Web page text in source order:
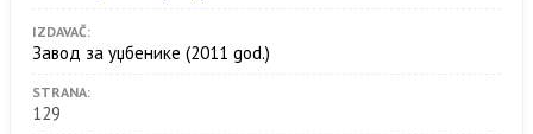
IZDAVAČ:
Завод за уџбенике (2011 god.)
STRANA:
129